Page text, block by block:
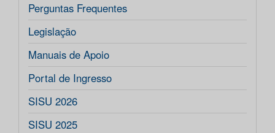
Perguntas Frequentes
Legislação
Manuais de Apoio
Portal de Ingresso
SISU 2026
SISU 2025